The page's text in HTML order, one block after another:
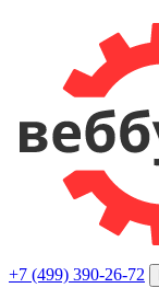
+7 (499) 390-26-72